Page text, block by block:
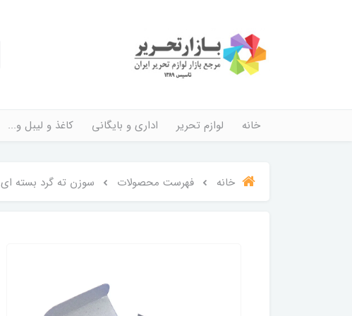
خانه لوازم تحریر اداری و بایگانی کاغذ و لیبل و...
خانه فهرست محصولات سوزن ته گرد بسته ای